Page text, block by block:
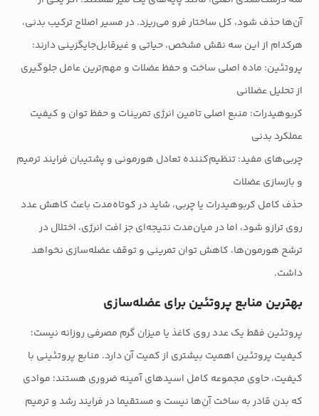
آن‌ها حذف شود، کل ساختار فرو می‌ریزد. در مسیر اصلاح ترکیب بدنی،
هرکدام از این سه نقش مشخص، حیاتی و غیرقابل‌جایگزینی دارند:
پروتئین: ماده اصلی ساخت و حفظ عضلات و مهم‌ترین عامل جلوگیری
از تحلیل عضلانی
کربوهیدرات: منبع اصلی تامین انرژی تمرینات و حفظ توان و کیفیت
عملکرد بدنی
چربی‌های مفید: تنظیم‌کننده تعادل هورمونی و پشتیبان فرایند ترمیم
و بازسازی عضلات
حذف کامل کربوهیدرات یا چربی، شاید در کوتاه‌مدت باعث کاهش عدد
روی ترازو شود، اما در میان‌مدت نتیجه‌ای جز افت انرژی، اختلال در
ترشح هورمون‌ها، کاهش توان تمرینی و توقف عضله‌سازی نخواهد
داشت.
بهترین منابع پروتئین برای عضله‌سازی
پروتئین فقط یک عدد روی کاغذ یا میزان گرم مصرفی روزانه نیست؛
کیفیت پروتئین اهمیت بیشتری از کمیت آن دارد. منابع پروتئینی با
کیفیت، حاوی مجموعه کامل اسیدهای آمینه ضروری هستند؛ موادی
که بدن قادر به ساخت آن‌ها نیست و مستقیما در فرایند رشد و ترمیم